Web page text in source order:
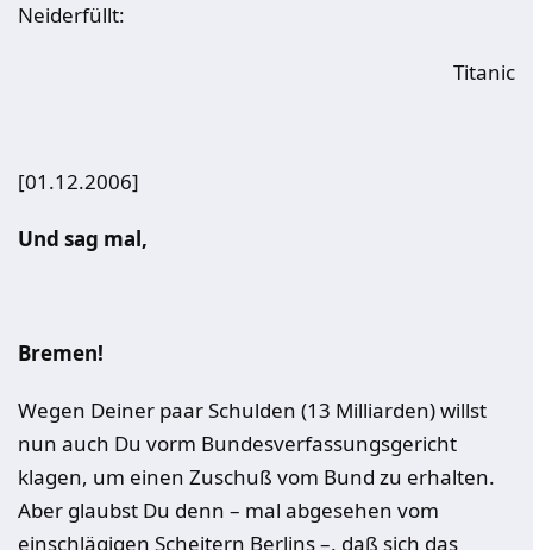
Neiderfüllt:
Titanic
[01.12.2006]
Und sag mal,
Bremen!
Wegen Deiner paar Schulden (13 Milliarden) willst
nun auch Du vorm Bundesverfassungsgericht
klagen, um einen Zuschuß vom Bund zu erhalten.
Aber glaubst Du denn – mal abgesehen vom
einschlägigen Scheitern Berlins –, daß sich das